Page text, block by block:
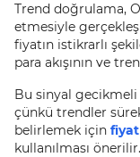
Trend doğrulama,
etmesiyle
fiyatın istikrarlı
para akışının ve
Bu sinyal
çünkü trendler
belirlemek için
kullanılması önerilir.